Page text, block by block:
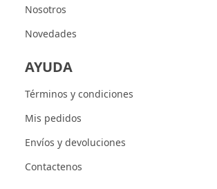
Nosotros
Novedades
AYUDA
Términos y condiciones
Mis pedidos
Envíos y devoluciones
Contactenos